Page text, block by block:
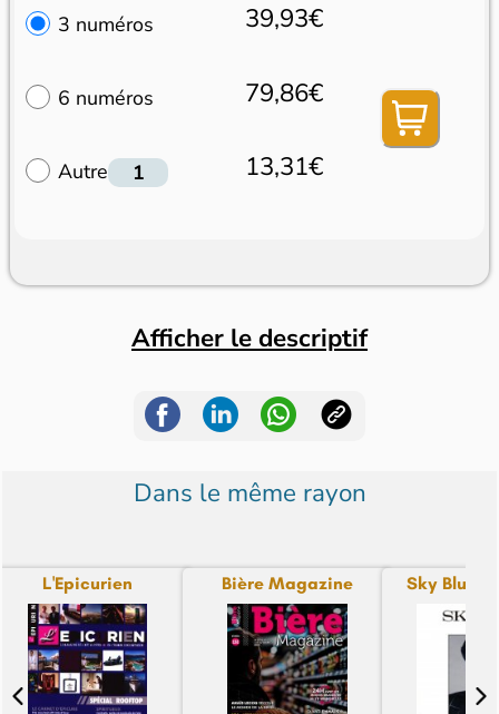
3 numéros 39,93€
6 numéros 79,86€
Autre 13,31€
Afficher le descriptif
Dans le même rayon
L'Epicurien Bière Magazine Sky Blue